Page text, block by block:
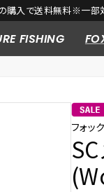
購入で送料無料※一部
FISHING
フォッ